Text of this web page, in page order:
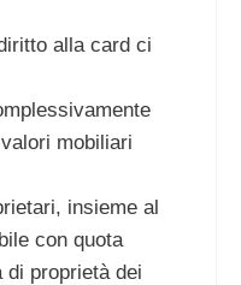
alla card ci
mobiliari
insieme al
con quota
di proprietà dei